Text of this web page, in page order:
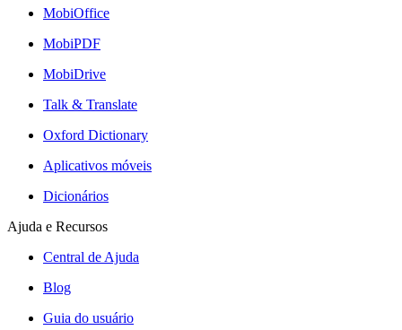
MobiOffice
MobiPDF
MobiDrive
Talk & Translate
Oxford Dictionary
Aplicativos móveis
Dicionários
Ajuda e Recursos
Central de Ajuda
Blog
Guia do usuário